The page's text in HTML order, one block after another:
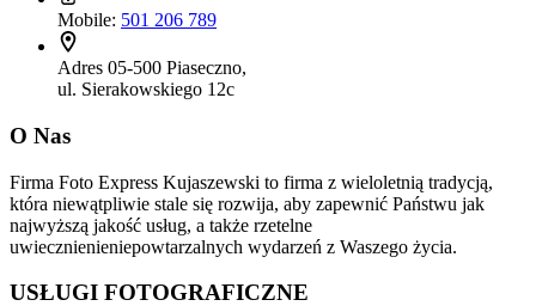
Mobile: 501 206 789
Adres 05-500 Piaseczno,
ul. Sierakowskiego 12c
O Nas
Firma Foto Express Kujaszewski to firma z wieloletnią tradycją,
która niewątpliwie stale się rozwija, aby zapewnić Państwu jak
najwyższą jakość usług, a także rzetelne
uwiecznienieniepowtarzalnych wydarzeń z Waszego życia.
USŁUGI FOTOGRAFICZNE